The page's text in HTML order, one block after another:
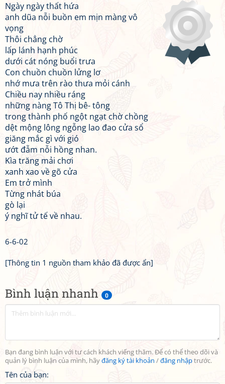
Bình luận nhanh 0
Bạn đang bình luận với tư cách khách viếng thăm. Để có thể theo dõi và
quản lý bình luận của mình, hãyđăng ký tài khoản /đăng nhậptrước.
Tên của bạn:
Ngày ngày thất hứa
anh dũa nỗi buồn em mịn màng vô
vọng
Thôi chẳng chờ
lấp lánh hạnh phúc
dưới cát nóng buổi trưa
Con chuồn chuồn lửng lơ
nhớ mưa trên rào thưa mỏi cánh
Chiều nay nhiều ráng
những nàng Tô Thị bê- tông
trong thành phố ngột ngạt chờ chồng
dệt mộng lông ngỗng lao đao cửa sổ
giăng mắc gì với gió
ướt đẫm nỗi hồng nhan.
Kìa trăng mải chơi
xanh xao về gõ cửa
Em trở mình
Từng nhát búa
gò lại
ý nghĩ tử tế về nhau.
6-6-02
[Thông tin 1 nguồn tham khảo đã được ẩn]